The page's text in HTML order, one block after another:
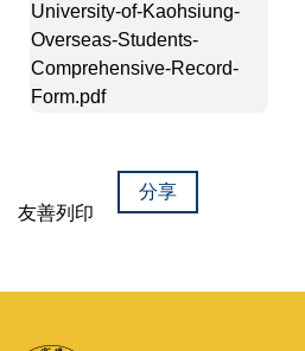
University-of-Kaohsiung-
Overseas-Students-
Comprehensive-Record-
Form.pdf
友善列印
分享